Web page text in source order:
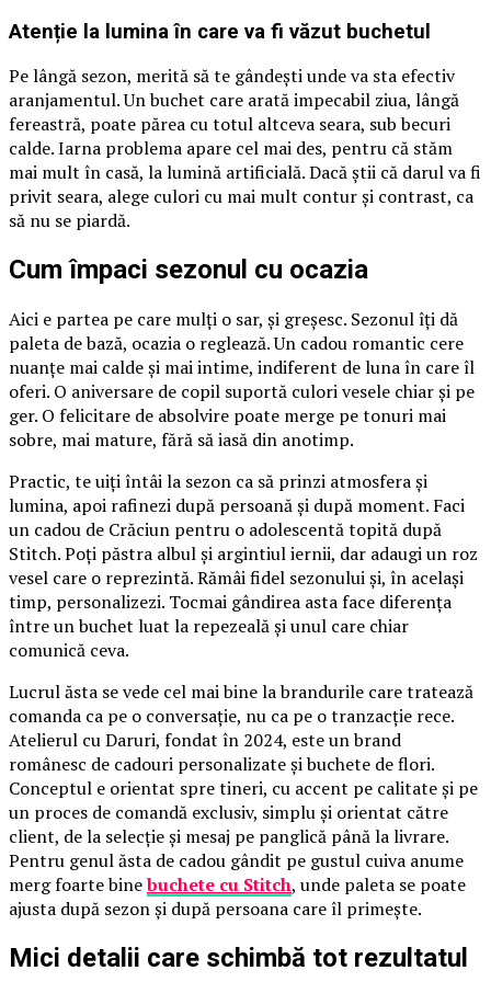
Atenție la lumina în care va fi văzut buchetul
Pe lângă sezon, merită să te gândești unde va sta efectiv
aranjamentul. Un buchet care arată impecabil ziua, lângă
fereastră, poate părea cu totul altceva seara, sub becuri
calde. Iarna problema apare cel mai des, pentru că stăm
mai mult în casă, la lumină artificială. Dacă știi că darul va fi
privit seara, alege culori cu mai mult contur și contrast, ca
să nu se piardă.
Cum împaci sezonul cu ocazia
Aici e partea pe care mulți o sar, și greșesc. Sezonul îți dă
paleta de bază, ocazia o reglează. Un cadou romantic cere
nuanțe mai calde și mai intime, indiferent de luna în care îl
oferi. O aniversare de copil suportă culori vesele chiar și pe
ger. O felicitare de absolvire poate merge pe tonuri mai
sobre, mai mature, fără să iasă din anotimp.
Practic, te uiți întâi la sezon ca să prinzi atmosfera și
lumina, apoi rafinezi după persoană și după moment. Faci
un cadou de Crăciun pentru o adolescentă topită după
Stitch. Poți păstra albul și argintiul iernii, dar adaugi un roz
vesel care o reprezintă. Rămâi fidel sezonului și, în același
timp, personalizezi. Tocmai gândirea asta face diferența
între un buchet luat la repezeală și unul care chiar
comunică ceva.
Lucrul ăsta se vede cel mai bine la brandurile care tratează
comanda ca pe o conversație, nu ca pe o tranzacție rece.
Atelierul cu Daruri, fondat în 2024, este un brand
românesc de cadouri personalizate și buchete de flori.
Conceptul e orientat spre tineri, cu accent pe calitate și pe
un proces de comandă exclusiv, simplu și orientat către
client, de la selecție și mesaj pe panglică până la livrare.
Pentru genul ăsta de cadou gândit pe gustul cuiva anume
merg foarte binebuchete cu Stitch, unde paleta se poate
ajusta după sezon și după persoana care îl primește.
Mici detalii care schimbă tot rezultatul